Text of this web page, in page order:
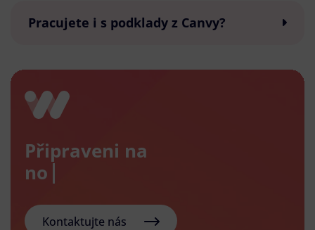
Pracujete i s podklady z Canvy?
Připraveni na
nový e-
Kontaktujte nás